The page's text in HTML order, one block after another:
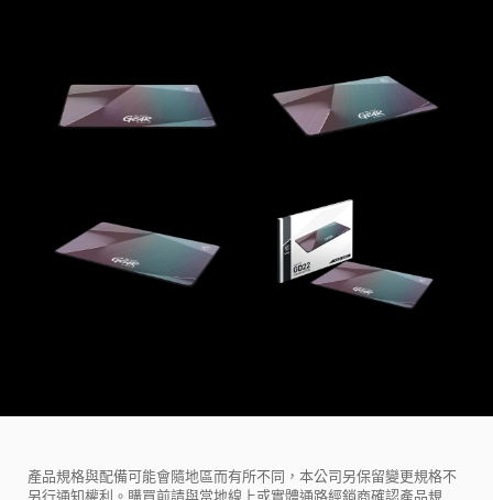
產品規格與配備可能會隨地區而有所不同，本公司另保留變更規格不
另行通知權利。購買前請與當地線上或實體通路經銷商確認產品規